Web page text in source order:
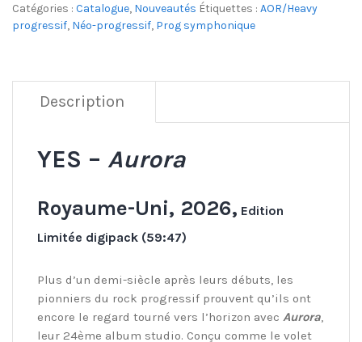
Catégories : Catalogue, Nouveautés Étiquettes : AOR/Heavy
progressif, Néo-progressif, Prog symphonique
Description
YES – Aurora
Royaume-Uni, 2026, Edition
Limitée digipack (59:47)
Plus d’un demi-siècle après leurs débuts, les
pionniers du rock progressif prouvent qu’ils ont
encore le regard tourné vers l’horizon avec Aurora,
leur 24ème album studio. Conçu comme le volet